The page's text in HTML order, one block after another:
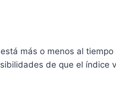
más o menos al
de que el índice